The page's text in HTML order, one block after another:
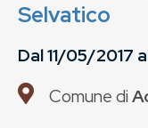
Selvatico
Dal11/05/2017
Comune di